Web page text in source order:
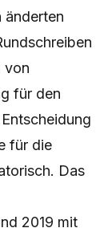
änderten
von
für den
für die
Das
2019 mit